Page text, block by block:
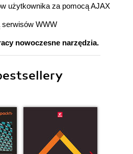
użytkownika za pomocą AJAX
WWW
nowoczesne narzędzia.